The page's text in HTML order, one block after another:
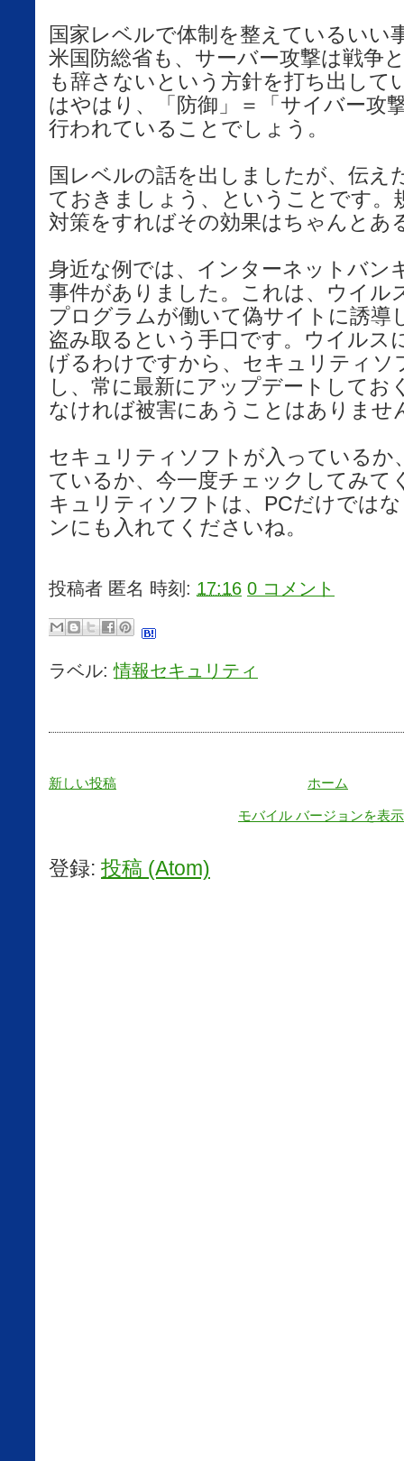
国家レベルで体制を整えているいい
米国防総省も、サーバー攻撃は戦争
も辞さないという方針を打ち出して
はやはり、「防御」＝「サイバー攻
行われていることでしょう。
国レベルの話を出しましたが、伝え
ておきましょう、ということです。
対策をすればその効果はちゃんとあ
身近な例では、インターネットバン
事件がありました。これは、ウイル
プログラムが働いて偽サイトに誘導
盗み取るという手口です。ウイルス
げるわけですから、セキュリティソ
し、常に最新にアップデートしてお
なければ被害にあうことはありませ
セキュリティソフトが入っているか
ているか、今一度チェックしてみて
キュリティソフトは、PCだけでは
ンにも入れてくださいね。
投稿者 匿名 時刻: 17:16 0 コメント
ラベル:情報セキュリティ
新しい投稿 ホーム
モバイル バージョンを表示
登録: 投稿 (Atom)